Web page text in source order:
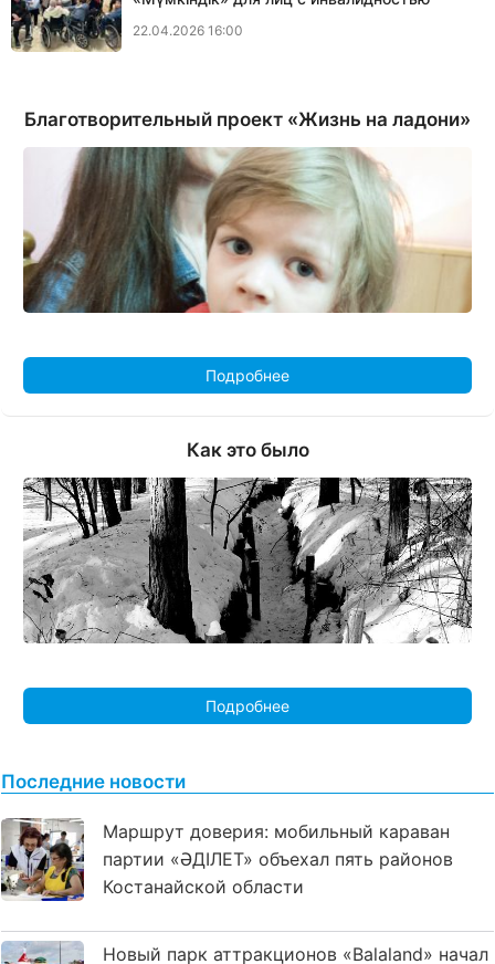
22.04.2026 16:00
Благотворительный проект «Жизнь на ладони»
Подробнее
Как это было
Подробнее
Последние новости
Маршрут доверия: мобильный караван
партии «ӘДІЛЕТ» объехал пять районов
Костанайской области
Новый парк аттракционов «Balaland» начал